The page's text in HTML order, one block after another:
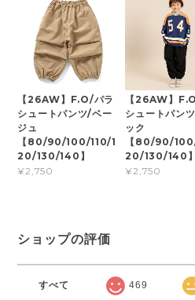
【26AW】F.O/パラ
シュートパンツ/ベー
ジュ
【80/90/100/110/1
20/130/140】
¥2,750
【26AW】
シュートパン
ック
【80/90/
20/130/140】
¥2,750
ショップの評価
すべて 469